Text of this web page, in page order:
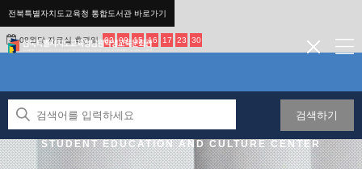
전북특별자치도교육청 통합도서관 바로가기
08월달 자료실 휴관일 02 09 15 16 17 23 30
검색하기
JEONBUK STATE OFFICE OF EDUCATION NAMWON
STUDENT EDUCATION AND CULTURE CENTER